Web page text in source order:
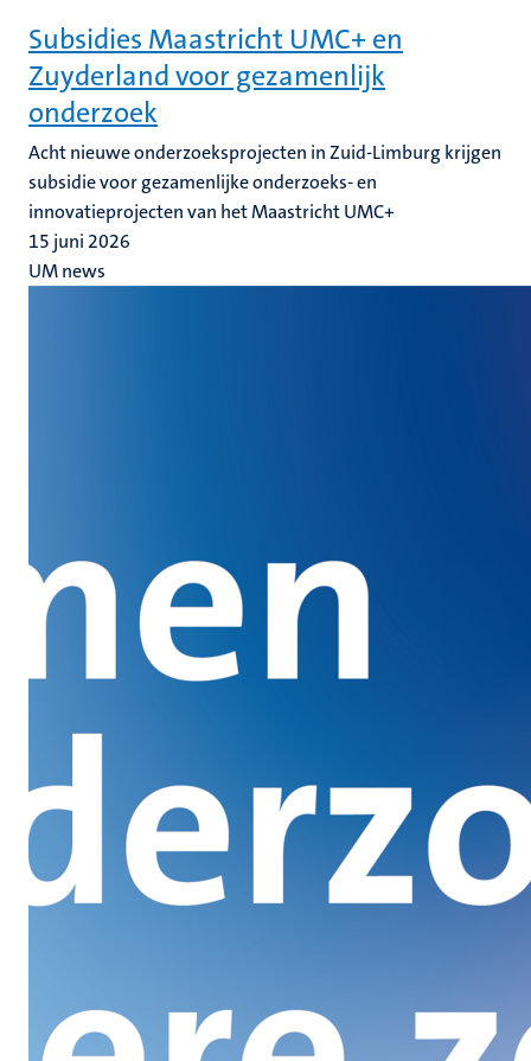
Subsidies Maastricht UMC+ en
Zuyderland voor gezamenlijk
onderzoek
Acht nieuwe onderzoeksprojecten in Zuid-Limburg krijgen
subsidie voor gezamenlijke onderzoeks- en
innovatieprojecten van het Maastricht UMC+
15 juni 2026
UM news